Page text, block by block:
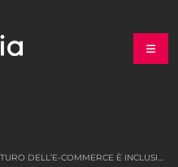
DELL’E-COMMERCE È INCLUSIVO